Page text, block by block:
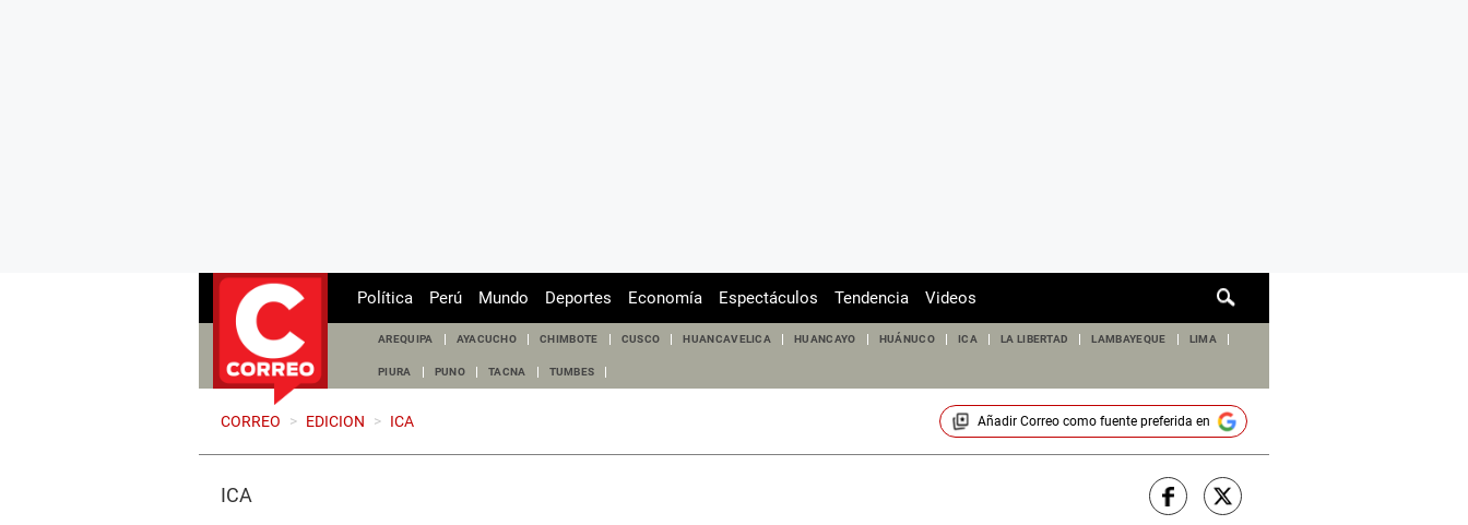
de
Política Perú Mundo Deportes Economía Espectáculos Tendencia Videos
AREQUIPA AYACUCHO CHIMBOTE CUSCO HUANCAVELICA HUANCAYO HUÁNUCO ICA LA LIBERTAD LAMBAYEQUE LIMA
PIURA PUNO TACNA TUMBES
CORREO > EDICION > ICA Añadir Correocomo fuente preferida en
ICA